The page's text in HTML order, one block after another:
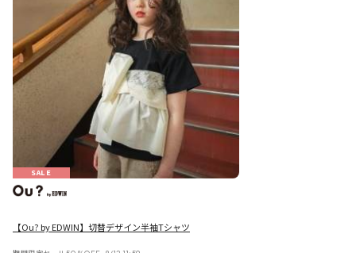
SALE
【Ou? by EDWIN】切替デザイン半袖Tシャツ